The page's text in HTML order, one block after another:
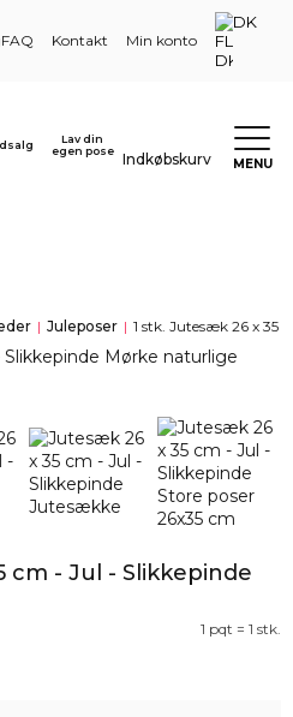
FAQ Kontakt Min konto
DK
Lav din
egen pose
Indkøbskurv MENU
| Juleposer | 1 stk. Jutesæk 26 x 35
cm - Jul - Slikkepinde
1 pqt = 1 stk.